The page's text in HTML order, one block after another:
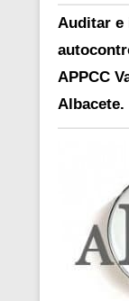
Auditar e
APPCC
Albacete.